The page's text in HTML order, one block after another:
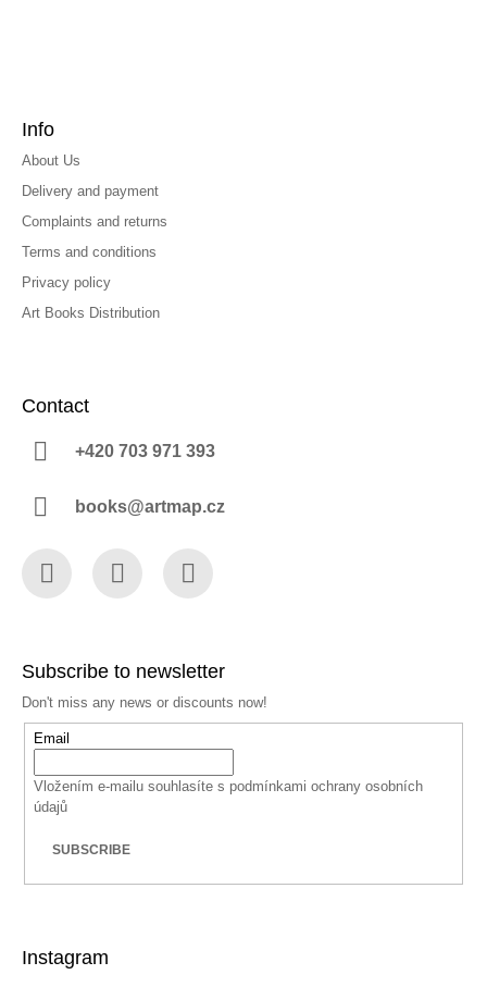
Info
About Us
Delivery and payment
Complaints and returns
Terms and conditions
Privacy policy
Art Books Distribution
Contact
+420 703 971 393
books@artmap.cz
Subscribe to newsletter
Don't miss any news or discounts now!
Email
Vložením e-mailu souhlasíte s podmínkami ochrany osobních
údajů
SUBSCRIBE
Instagram